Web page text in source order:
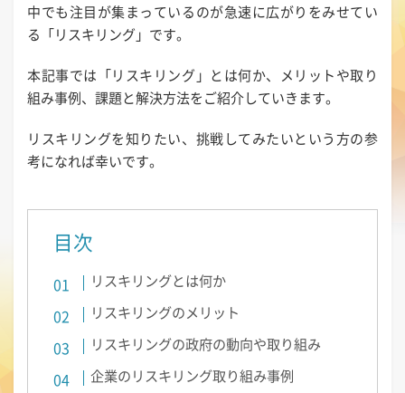
中でも注目が集まっているのが急速に広がりをみせてい
る「リスキリング」です。
本記事では「リスキリング」とは何か、メリットや取り
組み事例、課題と解決方法をご紹介していきます。
リスキリングを知りたい、挑戦してみたいという方の参
考になれば幸いです。
目次
リスキリングとは何か
リスキリングのメリット
リスキリングの政府の動向や取り組み
企業のリスキリング取り組み事例